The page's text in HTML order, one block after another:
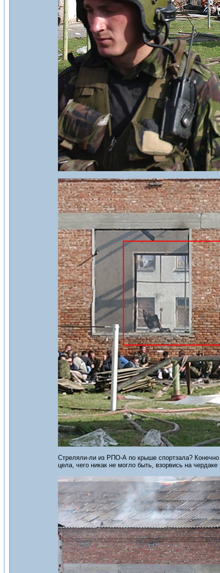
Стреляли-ли из РПО-А по крыше спортзала?
цела, чего никак не могло быть, взорвись на